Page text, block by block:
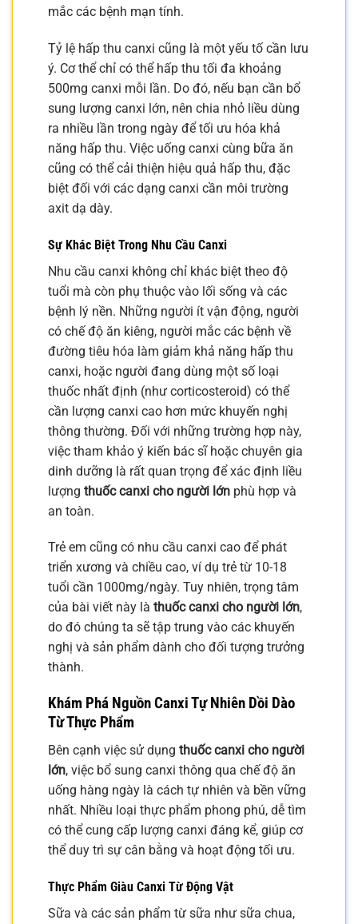
mắc các bệnh mạn tính.
Tỷ lệ hấp thu canxi cũng là một yếu tố cần lưu
ý. Cơ thể chỉ có thể hấp thu tối đa khoảng
500mg canxi mỗi lần. Do đó, nếu bạn cần bổ
sung lượng canxi lớn, nên chia nhỏ liều dùng
ra nhiều lần trong ngày để tối ưu hóa khả
năng hấp thu. Việc uống canxi cùng bữa ăn
cũng có thể cải thiện hiệu quả hấp thu, đặc
biệt đối với các dạng canxi cần môi trường
axit dạ dày.
Sự Khác Biệt Trong Nhu Cầu Canxi
Nhu cầu canxi không chỉ khác biệt theo độ
tuổi mà còn phụ thuộc vào lối sống và các
bệnh lý nền. Những người ít vận động, người
có chế độ ăn kiêng, người mắc các bệnh về
đường tiêu hóa làm giảm khả năng hấp thu
canxi, hoặc người đang dùng một số loại
thuốc nhất định (như corticosteroid) có thể
cần lượng canxi cao hơn mức khuyến nghị
thông thường. Đối với những trường hợp này,
việc tham khảo ý kiến bác sĩ hoặc chuyên gia
dinh dưỡng là rất quan trọng để xác định liều
lượng thuốc canxi cho người lớn phù hợp và
an toàn.
Trẻ em cũng có nhu cầu canxi cao để phát
triển xương và chiều cao, ví dụ trẻ từ 10-18
tuổi cần 1000mg/ngày. Tuy nhiên, trọng tâm
của bài viết này là thuốc canxi cho người lớn,
do đó chúng ta sẽ tập trung vào các khuyến
nghị và sản phẩm dành cho đối tượng trưởng
thành.
Khám Phá Nguồn Canxi Tự Nhiên Dồi Dào
Từ Thực Phẩm
Bên cạnh việc sử dụng thuốc canxi cho người
lớn, việc bổ sung canxi thông qua chế độ ăn
uống hàng ngày là cách tự nhiên và bền vững
nhất. Nhiều loại thực phẩm phong phú, dễ tìm
có thể cung cấp lượng canxi đáng kể, giúp cơ
thể duy trì sự cân bằng và hoạt động tối ưu.
Thực Phẩm Giàu Canxi Từ Động Vật
Sữa và các sản phẩm từ sữa như sữa chua,